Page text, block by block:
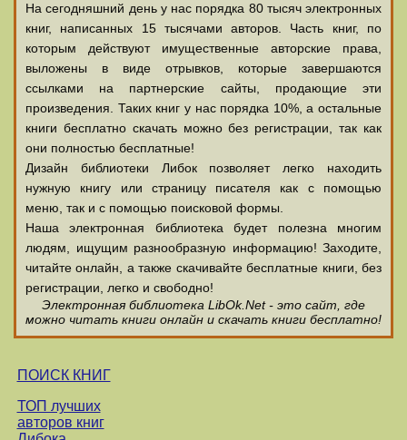
На сегодняшний день у нас порядка 80 тысяч электронных
книг, написанных 15 тысячами авторов. Часть книг, по
которым действуют имущественные авторские права,
выложены в виде отрывков, которые завершаются
ссылками на партнерские сайты, продающие эти
произведения. Таких книг у нас порядка 10%, а остальные
книги бесплатно скачать можно без регистрации, так как
они полностью бесплатные!
Дизайн библиотеки Либок позволяет легко находить
нужную книгу или страницу писателя как с помощью
меню, так и с помощью поисковой формы.
Наша электронная библиотека будет полезна многим
людям, ищущим разнообразную информацию! Заходите,
читайте онлайн, а также скачивайте бесплатные книги, без
регистрации, легко и свободно!
Электронная библиотека LibOk.Net - это сайт, где
можно читать книги онлайн и скачать книги бесплатно!
ПОИСК КНИГ
ТОП лучших
авторов книг